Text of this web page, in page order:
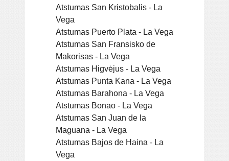
Atstumas San Kristobalis - La
Vega
Atstumas Puerto Plata - La Vega
Atstumas San Fransisko de
Makorisas - La Vega
Atstumas Higvėjus - La Vega
Atstumas Punta Kana - La Vega
Atstumas Barahona - La Vega
Atstumas Bonao - La Vega
Atstumas San Juan de la
Maguana - La Vega
Atstumas Bajos de Haina - La
Vega